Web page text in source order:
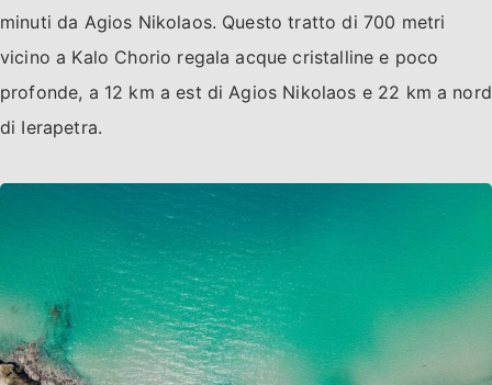
minuti da Agios Nikolaos. Questo tratto di 700 metri
vicino a Kalo Chorio regala acque cristalline e poco
profonde, a 12 km a est di Agios Nikolaos e 22 km a nord
di Ierapetra.